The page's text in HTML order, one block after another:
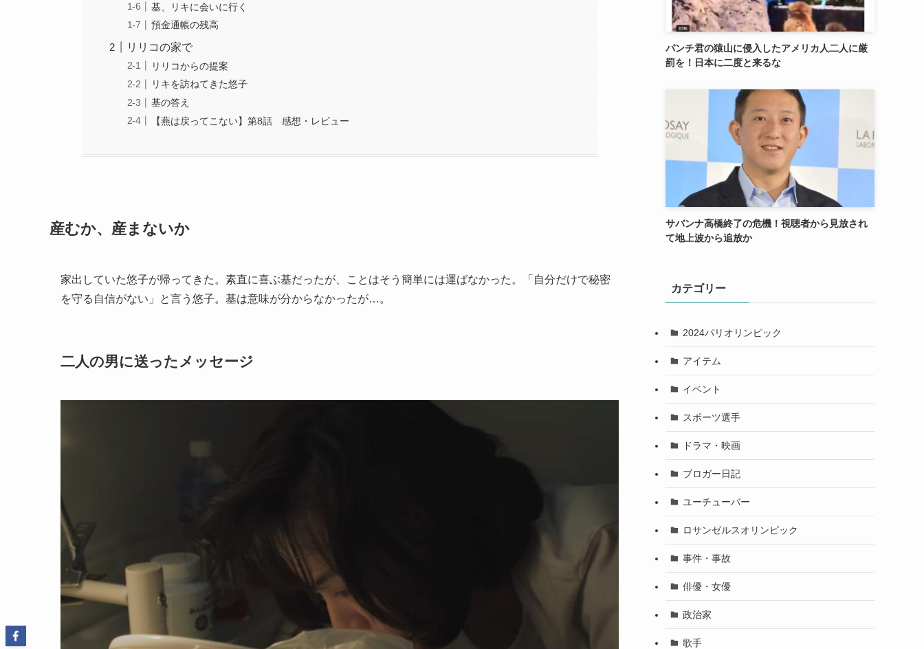
基、リキに会いに行く
預金通帳の残高
リリコの家で
リリコからの提案
リキを訪ねてきた悠子
基の答え
【燕は戻ってこない】第8話 感想・レビュー
産むか、産まないか
家出していた悠子が帰ってきた。素直に喜ぶ基だったが、ことはそう簡単には運ばなかった。「自分だけで秘密
を守る自信がない」と言う悠子。基は意味が分からなかったが…。
二人の男に送ったメッセージ
パンチ君の猿山に侵入したアメリカ人二人に厳
罰を！日本に二度と来るな
サバンナ高橋終了の危機！視聴者から見放され
て地上波から追放か
カテゴリー
2024パリオリンピック
アイテム
イベント
スポーツ選手
ドラマ・映画
ブロガー日記
ユーチューバー
ロサンゼルスオリンピック
事件・事故
俳優・女優
政治家
歌手